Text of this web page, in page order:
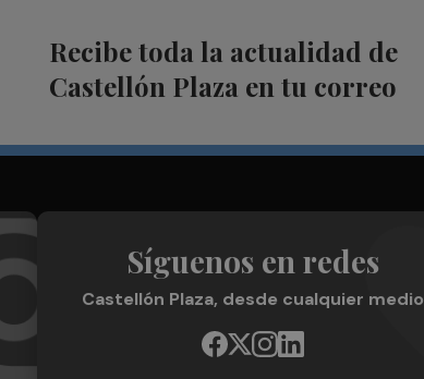
Recibe toda la actualidad de
Castellón Plaza en tu correo
Síguenos en redes
Castellón Plaza, desde cualquier medio